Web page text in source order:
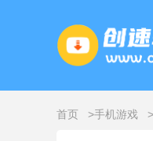
首页 手机游戏